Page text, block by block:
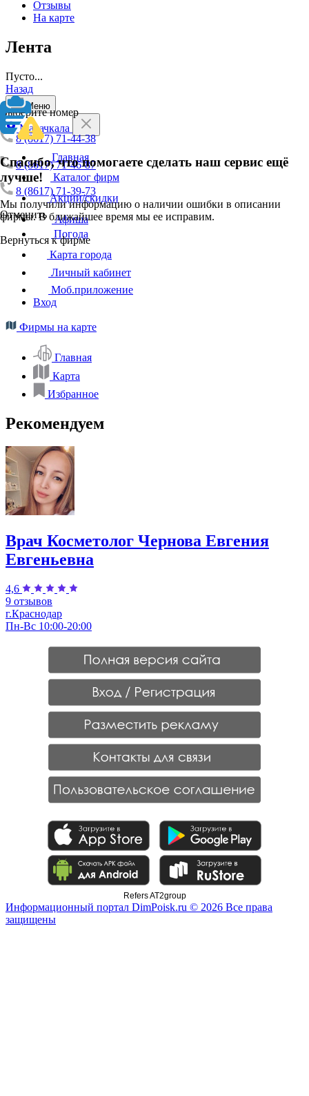
Отзывы
На карте
Лента
Пусто...
Назад
Выберите номер
8 (8617) 71-44-38
8 (8617) 71-46-87
8 (8617) 71-39-73
Отменить
Спасибо, что помогаете сделать наш сервис ещё
лучше!
Мы получили информацию о наличии ошибки в описании
фирмы. В ближайшее время мы ее исправим.
Вернуться к фирме
Меню
Махачкала
Главная
Каталог фирм
Акции/скидки
Афиша
Погода
Карта города
Личный кабинет
Моб.приложение
Вход
Фирмы на карте
Главная
Карта
Избранное
Рекомендуем
Врач Косметолог Чернова Евгения
Евгеньевна
4,6
9 отзывов
г.Краснодар
Пн-Вс 10:00-20:00
Refers AT2group
Информационный портал DimPoisk.ru © 2026 Все права
защищены